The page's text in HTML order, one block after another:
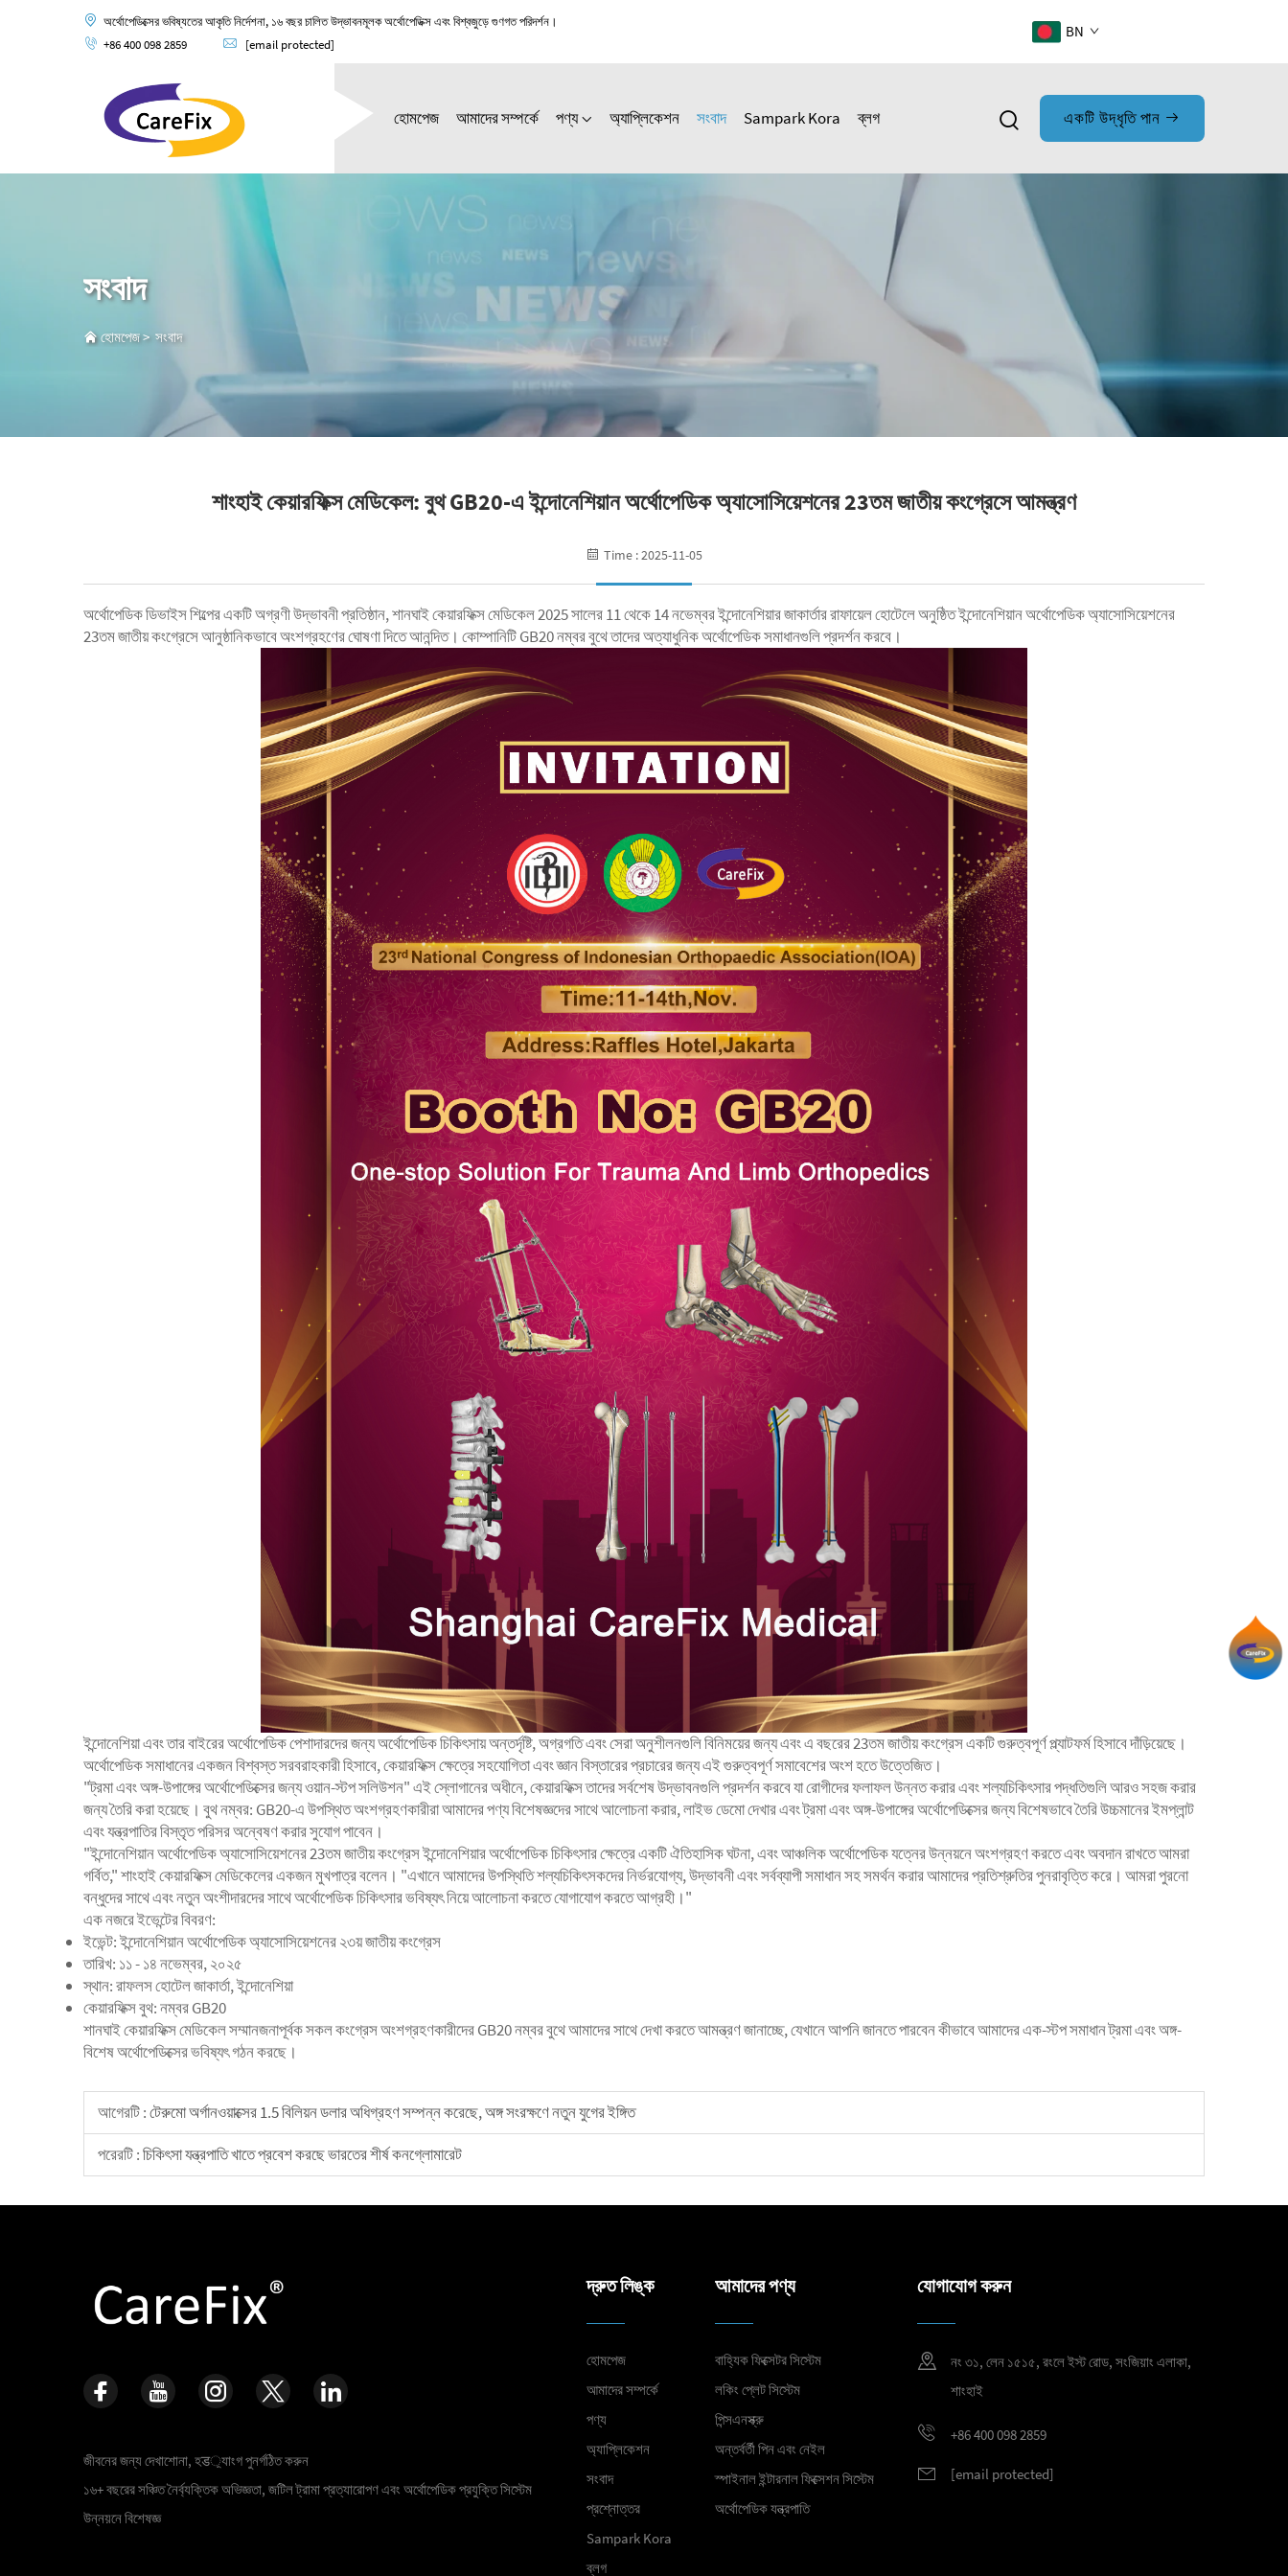
অর্থোপেডিক্সের ভবিষ্যতের আকৃতি নির্দেশনা, ১৬ বছর চালিত উদ্ভাবনমূলক অর্থোপেডিক্স এবং বিশ্বজুড়ে গুণগত পরিদর্শন।
+86 400 098 2859
[email protected]
BN
হোমপেজ আমাদের সম্পর্কে পণ্য অ্যাপ্লিকেশন সংবাদ Sampark Kora ব্লগ একটি উদ্ধৃতি পান
সংবাদ
হোমপেজ> সংবাদ
শাংহাই কেয়ারফিক্স মেডিকেল: বুথ GB20-এ ইন্দোনেশিয়ান অর্থোপেডিক অ্যাসোসিয়েশনের 23তম জাতীয় কংগ্রেসে আমন্ত্রণ
Time : 2025-11-05
অর্থোপেডিক ডিভাইস শিল্পের একটি অগ্রণী উদ্ভাবনী প্রতিষ্ঠান, শানঘাই কেয়ারফিক্স মেডিকেল 2025 সালের 11 থেকে 14 নভেম্বর ইন্দোনেশিয়ার জাকার্তার রাফায়েল হোটেলে অনুষ্ঠিত ইন্দোনেশিয়ান অর্থোপেডিক অ্যাসোসিয়েশনের
23তম জাতীয় কংগ্রেসে আনুষ্ঠানিকভাবে অংশগ্রহণের ঘোষণা দিতে আনন্দিত। কোম্পানিটি GB20 নম্বর বুথে তাদের অত্যাধুনিক অর্থোপেডিক সমাধানগুলি প্রদর্শন করবে।
ইন্দোনেশিয়া এবং তার বাইরের অর্থোপেডিক পেশাদারদের জন্য অর্থোপেডিক চিকিৎসায় অন্তর্দৃষ্টি, অগ্রগতি এবং সেরা অনুশীলনগুলি বিনিময়ের জন্য এবং এ বছরের 23তম জাতীয় কংগ্রেস একটি গুরুত্বপূর্ণ প্ল্যাটফর্ম হিসাবে দাঁড়িয়েছে।
অর্থোপেডিক সমাধানের একজন বিশ্বস্ত সরবরাহকারী হিসাবে, কেয়ারফিক্স ক্ষেত্রে সহযোগিতা এবং জ্ঞান বিস্তারের প্রচারের জন্য এই গুরুত্বপূর্ণ সমাবেশের অংশ হতে উত্তেজিত।
"ট্রমা এবং অঙ্গ-উপাঙ্গের অর্থোপেডিক্সের জন্য ওয়ান-স্টপ সলিউশন" এই স্লোগানের অধীনে, কেয়ারফিক্স তাদের সর্বশেষ উদ্ভাবনগুলি প্রদর্শন করবে যা রোগীদের ফলাফল উন্নত করার এবং শল্যচিকিৎসার পদ্ধতিগুলি আরও সহজ করার
জন্য তৈরি করা হয়েছে। বুথ নম্বর: GB20-এ উপস্থিত অংশগ্রহণকারীরা আমাদের পণ্য বিশেষজ্ঞদের সাথে আলোচনা করার, লাইভ ডেমো দেখার এবং ট্রমা এবং অঙ্গ-উপাঙ্গের অর্থোপেডিক্সের জন্য বিশেষভাবে তৈরি উচ্চমানের ইমপ্লান্ট
এবং যন্ত্রপাতির বিস্তৃত পরিসর অন্বেষণ করার সুযোগ পাবেন।
"ইন্দোনেশিয়ান অর্থোপেডিক অ্যাসোসিয়েশনের 23তম জাতীয় কংগ্রেস ইন্দোনেশিয়ার অর্থোপেডিক চিকিৎসার ক্ষেত্রে একটি ঐতিহাসিক ঘটনা, এবং আঞ্চলিক অর্থোপেডিক যত্নের উন্নয়নে অংশগ্রহণ করতে এবং অবদান রাখতে আমরা
গর্বিত," শাংহাই কেয়ারফিক্স মেডিকেলের একজন মুখপাত্র বলেন। "এখানে আমাদের উপস্থিতি শল্যচিকিৎসকদের নির্ভরযোগ্য, উদ্ভাবনী এবং সর্বব্যাপী সমাধান সহ সমর্থন করার আমাদের প্রতিশ্রুতির পুনরাবৃত্তি করে। আমরা পুরনো
বন্ধুদের সাথে এবং নতুন অংশীদারদের সাথে অর্থোপেডিক চিকিৎসার ভবিষ্যৎ নিয়ে আলোচনা করতে যোগাযোগ করতে আগ্রহী।"
এক নজরে ইভেন্টের বিবরণ:
ইভেন্ট: ইন্দোনেশিয়ান অর্থোপেডিক অ্যাসোসিয়েশনের ২৩য় জাতীয় কংগ্রেস
তারিখ: ১১ - ১৪ নভেম্বর, ২০২৫
স্থান: রাফলস হোটেল জাকার্তা, ইন্দোনেশিয়া
কেয়ারফিক্স বুথ: নম্বর GB20
শানঘাই কেয়ারফিক্স মেডিকেল সম্মানজনাপূর্বক সকল কংগ্রেস অংশগ্রহণকারীদের GB20 নম্বর বুথে আমাদের সাথে দেখা করতে আমন্ত্রণ জানাচ্ছে, যেখানে আপনি জানতে পারবেন কীভাবে আমাদের এক-স্টপ সমাধান ট্রমা এবং অঙ্গ-
বিশেষ অর্থোপেডিক্সের ভবিষ্যৎ গঠন করছে।
আগেরটি :টেরুমো অর্গানওয়াক্সের 1.5 বিলিয়ন ডলার অধিগ্রহণ সম্পন্ন করেছে, অঙ্গ সংরক্ষণে নতুন যুগের ইঙ্গিত
পরেরটি :চিকিৎসা যন্ত্রপাতি খাতে প্রবেশ করছে ভারতের শীর্ষ কনগ্লোমারেট
জীবনের জন্য দেখাশোনা, হड়্যাংগ পুনর্গঠিত করুন
১৬+ বছরের সঞ্চিত নৈর্ব্যক্তিক অভিজ্ঞতা, জটিল ট্রামা প্রত্যারোপণ এবং অর্থোপেডিক প্রযুক্তি সিস্টেম
উন্নয়নে বিশেষজ্ঞ
দ্রুত লিঙ্ক
হোমপেজ
আমাদের সম্পর্কে
পণ্য
অ্যাপ্লিকেশন
সংবাদ
প্রশ্নোত্তর
Sampark Kora
ব্লগ
আমাদের পণ্য
বাহ্যিক ফিক্সেটর সিস্টেম
লকিং প্লেট সিস্টেম
পিন্সএনস্ক্রু
অন্তর্বর্তী পিন এবং নেইল
স্পাইনাল ইন্টারনাল ফিক্সেশন সিস্টেম
অর্থোপেডিক যন্ত্রপাতি
যোগাযোগ করুন
নং ৩১, লেন ১৫১৫, রংলে ইস্ট রোড, সংজিয়াং এলাকা,
শাংহাই
+86 400 098 2859
[email protected]